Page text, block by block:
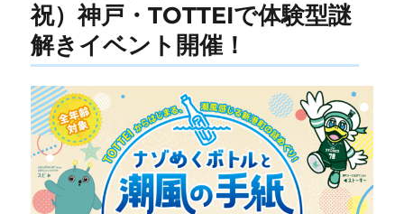
祝）神戸・TOTTEIで体験型謎
解きイベント開催！